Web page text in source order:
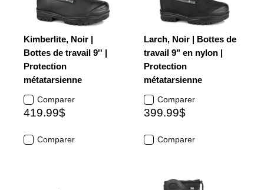
Kimberlite, Noir |
Bottes de travail 9'' |
Protection
métatarsienne
Comparer
419.99$
Comparer
Larch, Noir | Bottes de
travail 9" en nylon |
Protection
métatarsienne
Comparer
399.99$
Comparer